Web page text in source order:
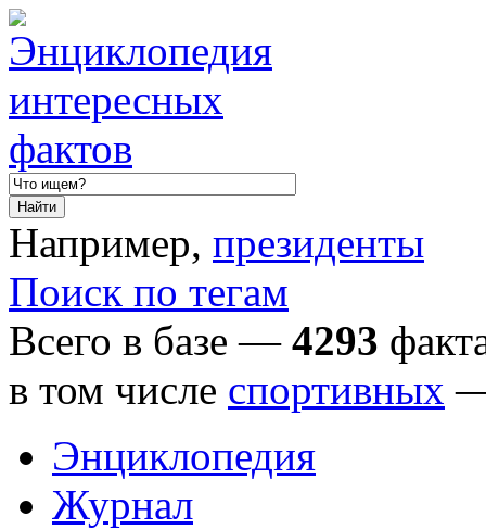
Например, президенты
Поиск по тегам
Всего в базе — 4293
в том числе спортивных
Энциклопедия
Журнал